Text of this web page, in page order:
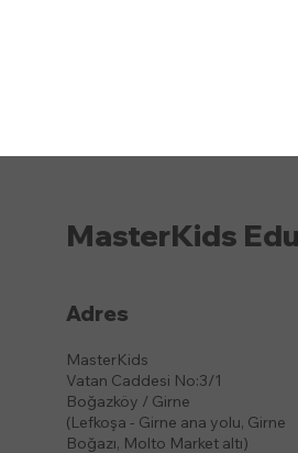
MasterKids
MasterKids
Vatan Caddesi No:3/1
Boğazköy / Girne
(Lefkoşa - Girne ana yolu, Girne
Boğazı, Molto Market altı)
Adres